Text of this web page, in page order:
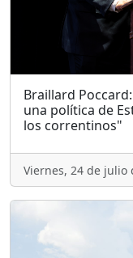
Braillard
una política de
los correntinos"
Viernes, 24 de julio